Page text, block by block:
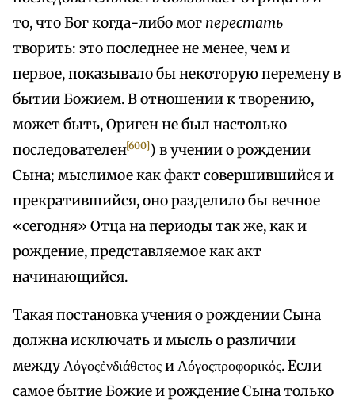
то, что Бог когда-либо мог перестать
творить: это последнее не менее, чем и
первое, показывало бы некоторую перемену в
бытии Божием. В отношении к творению,
может быть, Ориген не был настолько
последователен[600]) в учении о рождении
Сына; мыслимое как факт совершившийся и
прекратившийся, оно разделило бы вечное
«сегодня» Отца на периоды так же, как и
рождение, представляемое как акт
начинающийся.
Такая постановка учения о рождении Сына
должна исключать и мысль о различии
между Λόγοςἐνδιάθετος и Λόγοςπροφορικός. Если
самое бытие Божие и рождение Сына только